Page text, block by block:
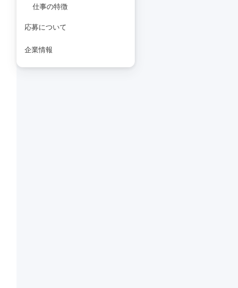
仕事の特徴
応募について
企業情報